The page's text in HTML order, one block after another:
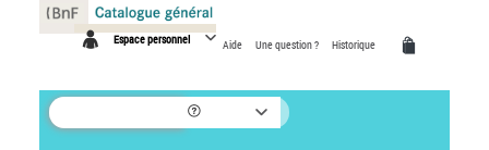
Espace personnel Aide Une question ? Historique
Panneau de gestion des cookies